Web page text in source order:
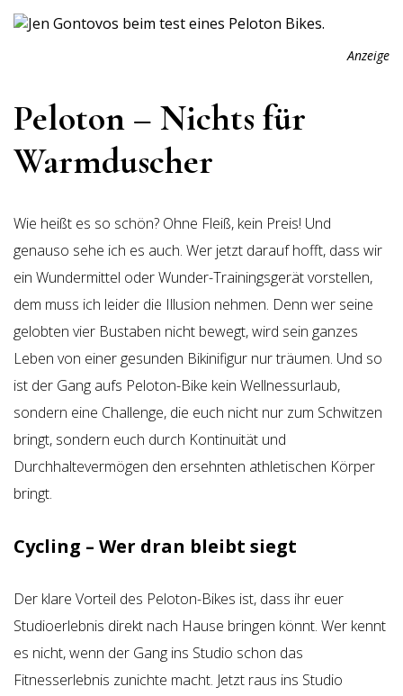
Anzeige
Peloton – Nichts für
Warmduscher
Wie heißt es so schön? Ohne Fleiß, kein Preis! Und
genauso sehe ich es auch. Wer jetzt darauf hofft, dass wir
ein Wundermittel oder Wunder-Trainingsgerät vorstellen,
dem muss ich leider die Illusion nehmen. Denn wer seine
gelobten vier Bustaben nicht bewegt, wird sein ganzes
Leben von einer gesunden Bikinifigur nur träumen. Und so
ist der Gang aufs Peloton-Bike kein Wellnessurlaub,
sondern eine Challenge, die euch nicht nur zum Schwitzen
bringt, sondern euch durch Kontinuität und
Durchhaltevermögen den ersehnten athletischen Körper
bringt.
Cycling – Wer dran bleibt siegt
Der klare Vorteil des Peloton-Bikes ist, dass ihr euer
Studioerlebnis direkt nach Hause bringen könnt. Wer kennt
es nicht, wenn der Gang ins Studio schon das
Fitnesserlebnis zunichte macht. Jetzt raus ins Studio